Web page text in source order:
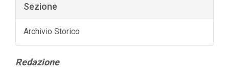
Sezione
Archivio Storico
Contenuto
Redazione